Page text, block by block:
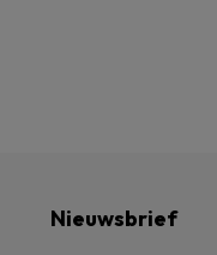
Nieuwsbrief